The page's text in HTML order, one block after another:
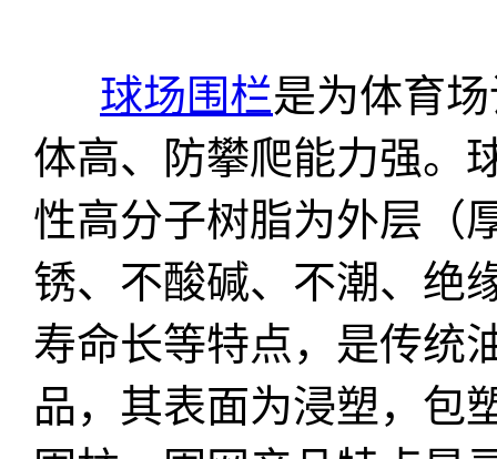
球场围栏是为体育
体高、防攀爬能力强。
性高分子树脂为外层（
锈、不酸碱、不潮、绝
寿命长等特点，是传统
品，其表面为浸塑，包